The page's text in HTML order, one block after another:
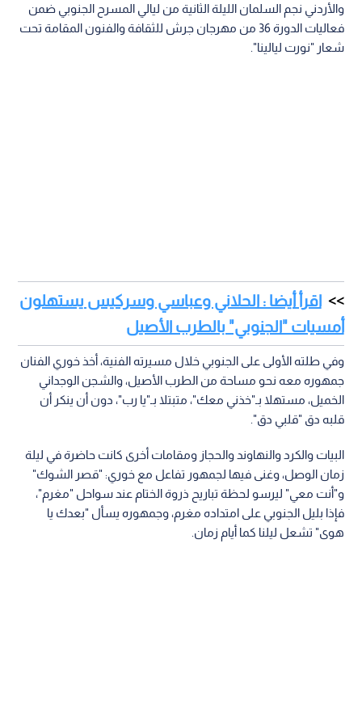
والأردني نجم السلمان الليلة الثانية من ليالي المسرح الجنوبي ضمن
فعاليات الدورة 36 من مهرجان جرش للثقافة والفنون المقامة تحت
شعار "نورت ليالينا".
اقرأ أيضا : الحلاني وعباسي وسركيس يستهلون
أمسيات "الجنوبي" بالطرب الأصيل
وفي طلته الأولى على الجنوبي خلال مسيرته الفنية، أخذ خوري الفنان
جمهوره معه نحو مساحة من الطرب الأصيل، والشجن الوجداني
الخميل، مستهلا بـ"خذني معك"، متبتلا بـ"يا رب"، دون أن ينكر أن
قلبه دق "قلبي دق".
البيات والكرد والنهاوند والحجاز ومقامات أخرى كانت حاضرة في ليلة
زمان الوصل، وغنى فيها لجمهور تفاعل مع خوري: "قصر الشوك"
و"أنت معي" ليرسو لحظة تباريح ذروة الختام عند سواحل "مغرم"،
فإذا بليل الجنوبي على امتداده مغرم، وجمهوره يسأل "بعدك يا
هوى" تشعل ليلنا كما أيام زمان.